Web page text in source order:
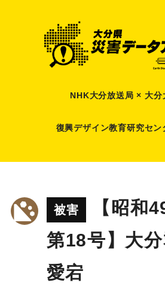
NHK大分放送局 × 大分
復興デザイン教育研究セン
被害
【昭和
第18号】大
愛宕